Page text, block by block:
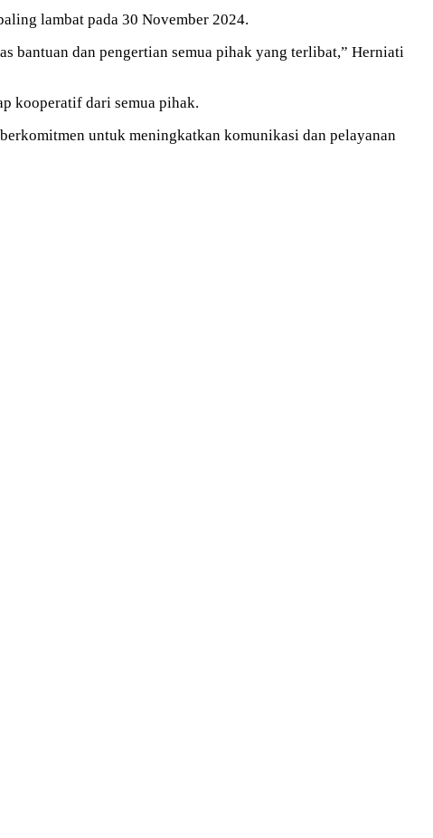
lambat pada 30 November 2024.
bantuan dan pengertian semua pihak yang terlibat,” Herniati
kooperatif dari semua pihak.
untuk meningkatkan komunikasi dan pelayanan